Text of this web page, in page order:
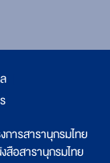
การสารานุกรมไทย
สือสารานุกรมไทย